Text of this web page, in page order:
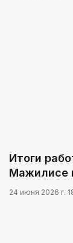
Итоги
Мажилисе
24 июня 2026 г.